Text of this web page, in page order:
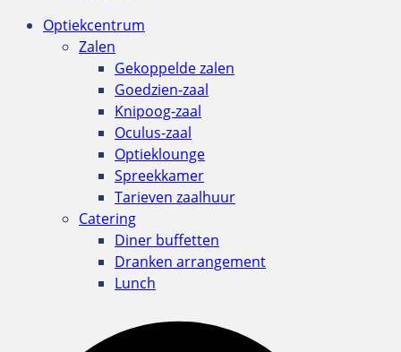
Optiekcentrum
Zalen
Gekoppelde zalen
Goedzien-zaal
Knipoog-zaal
Oculus-zaal
Optieklounge
Spreekkamer
Tarieven zaalhuur
Catering
Diner buffetten
Dranken arrangement
Lunch